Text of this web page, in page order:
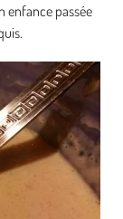
enfance passée